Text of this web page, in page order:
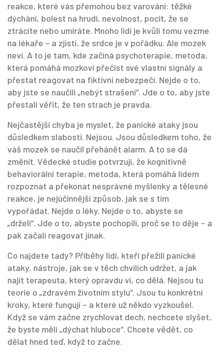
reakce, které vás přemohou bez varování: těžké
dýchání, bolest na hrudi, nevolnost, pocit, že se
ztrácíte nebo umíráte. Mnoho lidí je kvůli tomu vezme
na lékaře – a zjistí, že srdce je v pořádku. Ale mozek
neví. A to je tam, kde začíná psychoterapie, metoda,
která pomáhá mozkovi přečíst své vlastní signály a
přestat reagovat na fiktivní nebezpečí. Nejde o to,
aby jste se naučili „nebýt strašení“. Jde o to, aby jste
přestali věřit, že ten strach je pravda.
Nejčastější chyba je myslet, že panické ataky jsou
důsledkem slabosti. Nejsou. Jsou důsledkem toho, že
váš mozek se naučil přehánět alarm. A to se dá
změnit. Vědecké studie potvrzují, že kognitivně
behaviorální terapie, metoda, která pomáhá lidem
rozpoznat a překonat nesprávné myšlenky a tělesné
reakce, je nejúčinnější způsob, jak se s tím
vypořádat. Nejde o léky. Nejde o to, abyste se
„drželi“. Jde o to, abyste pochopili, proč se to děje – a
pak začali reagovat jinak.
Co najdete tady? Příběhy lidí, kteří přežili panické
ataky, nástroje, jak se v těch chvílích udržet, a jak
najít terapeuta, který opravdu ví, co dělá. Nejsou tu
teorie o „zdravém životním stylu“. Jsou tu konkrétní
kroky, které fungují – a které už někdo vyzkoušel.
Když se vám začne zrychlovat dech, nechcete slyšet,
že byste měli „dýchat hluboce“. Chcete vědět, co
dělat hned teď, když to začne.